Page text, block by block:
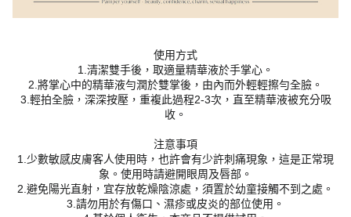
使用方式
1.清潔雙手後，取適量精華液於手掌心。
2.將掌心中的精華液勻潤於雙掌後，由內而外輕輕擦勻全臉。
3.輕拍全臉，深深按壓，重複此過程2-3次，直至精華液被充分吸
收。
注意事項
1.少數敏感皮膚客人使用時，也許會有少許刺痛現象，這是正常現
象。使用時請避開眼周及唇部。
2.避免陽光直射，宜存放乾燥陰涼處，須置於幼童接觸不到之處。
3.請勿用於有傷口、濕疹或皮炎的部位使用。